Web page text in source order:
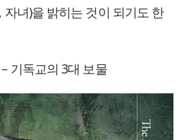
녀)을 밝히는 것이 되기도 한
기독교의 3대 보물